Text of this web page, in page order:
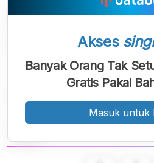
Akses
Banyak Orang Tak
Gratis Pakai
Masuk untuk